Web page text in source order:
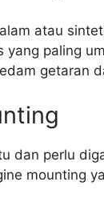
atau
yang paling
getaran
dan perlu
mounting